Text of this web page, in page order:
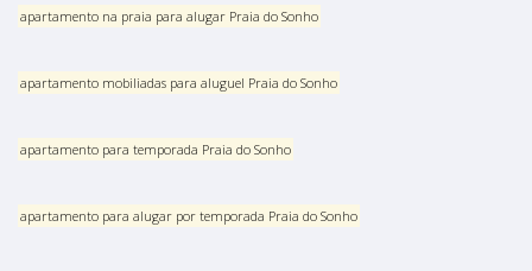
apartamento na praia para alugar Praia do Sonho
apartamento mobiliadas para aluguel Praia do Sonho
apartamento para temporada Praia do Sonho
apartamento para alugar por temporada Praia do Sonho